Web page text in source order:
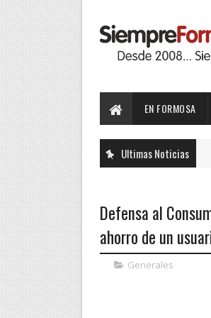
EN FORMOSA
Ultimas Noticias
Defensa al
ahorro de un
Generales